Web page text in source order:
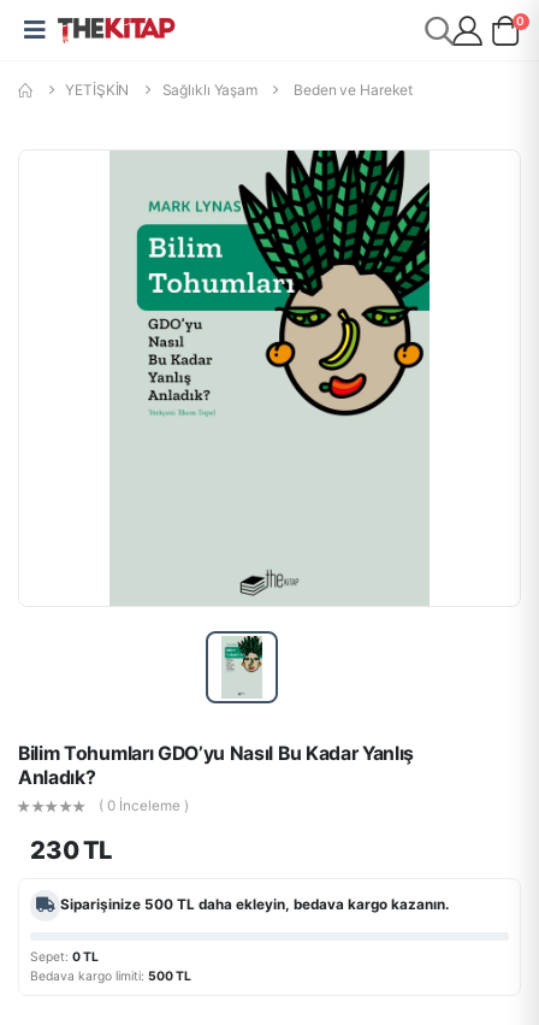
0
YETİŞKİN Sağlıklı Yaşam Beden ve Hareket
Bilim Tohumları GDO’yu Nasıl Bu Kadar Yanlış
Anladık?
( 0 İnceleme )
230 TL
Siparişinize 500 TL daha ekleyin, bedava kargo kazanın.
Sepet: 0 TL
Bedava kargo limiti: 500 TL